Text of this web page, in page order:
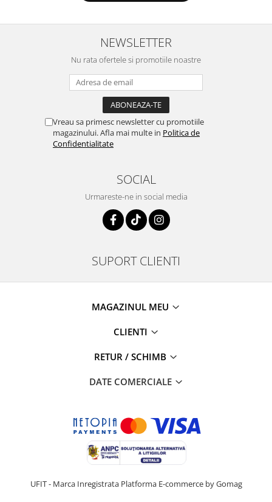
NEWSLETTER
Nu rata ofertele si promotiile noastre
Vreau sa primesc newsletter cu promotiile
magazinului. Afla mai multe in Politica de
Confidentialitate
SOCIAL
Urmareste-ne in social media
SUPORT CLIENTI
MAGAZINUL MEU
CLIENTI
RETUR / SCHIMB
DATE COMERCIALE
UFIT - Marca Inregistrata Platforma E-commerce by Gomag